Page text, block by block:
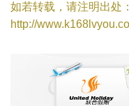
如若转载，请注明出处：
http://